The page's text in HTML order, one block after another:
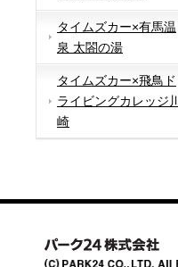
タイムズカー×有馬温
泉 太閤の湯
タイムズカー×飛鳥ド
ライビングカレッジ川
崎